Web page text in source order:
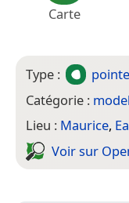
Carte
Type :
pointe
Catégorie :
Lieu : Maurice,
Voir sur